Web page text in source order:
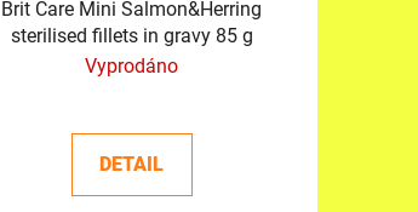
Brit Care Mini Salmon&Herring
sterilised fillets in gravy 85 g
Vyprodáno
DETAIL